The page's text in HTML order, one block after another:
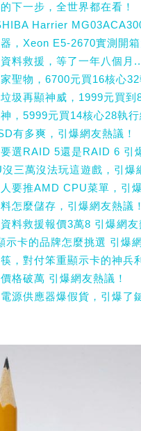
下一步，全世界都在看！
Harrier
，Xeon E5-2670實測開箱
料救援，等了一年八個月
聖物，6700元買16核心
圾再顯神威，1999元買
，5999元買14核心28執
有多爽，引爆網友熱議！
選RAID 5還是RAID 6 引
三萬沒法玩這遊戲，引爆
要推AMD CPU菜單，引
怎麼儲存，引爆網友熱議！
料救援報價3萬8 引爆網友
示卡的品牌怎麼挑選 引爆
，對付笨重顯示卡的神兵
格破萬 引爆網友熱議！
源供應器爆假貨，引爆了